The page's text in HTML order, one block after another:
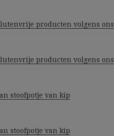
producten volgens ons
producten volgens ons
stoofpotje van kip
stoofpotje van kip